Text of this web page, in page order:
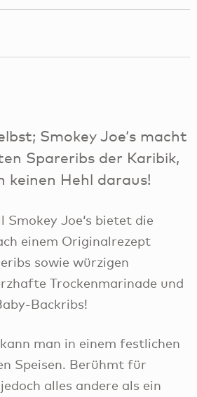
Smokey Joe‘s macht
Spareribs der Karibik,
keinen Hehl daraus!
Joe‘s bietet die
einem Originalrezept
sowie würzigen
Trockenmarinade und
Backribs!
kann man in einem festlichen
Speisen. Berühmt für
alles andere als ein